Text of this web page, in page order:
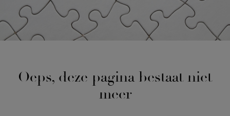
Oeps, deze pagina bestaat niet
meer